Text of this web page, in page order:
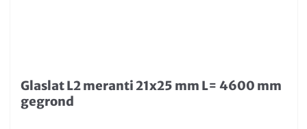
Glaslat L2 meranti 21x25 mm L= 4600 mm
gegrond